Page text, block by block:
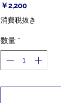
￥2,200価
格
消費税抜き
数量 *